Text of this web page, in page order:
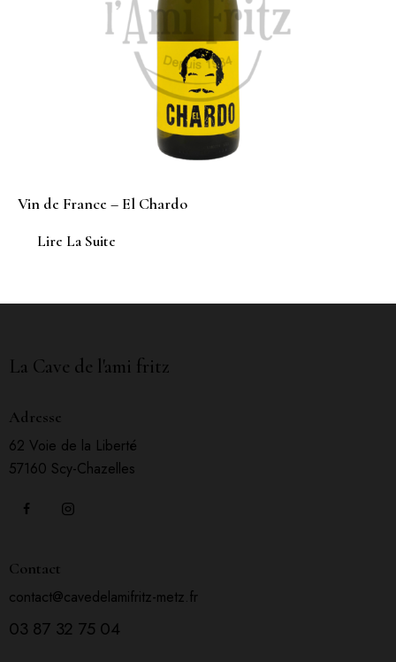
Vin de France – El Chardo
Lire La Suite
La Cave de l'ami fritz
Adresse
62 Voie de la Liberté
57160 Scy-Chazelles
Contact
contact@cavedelamifritz-metz.fr
03 87 32 75 04